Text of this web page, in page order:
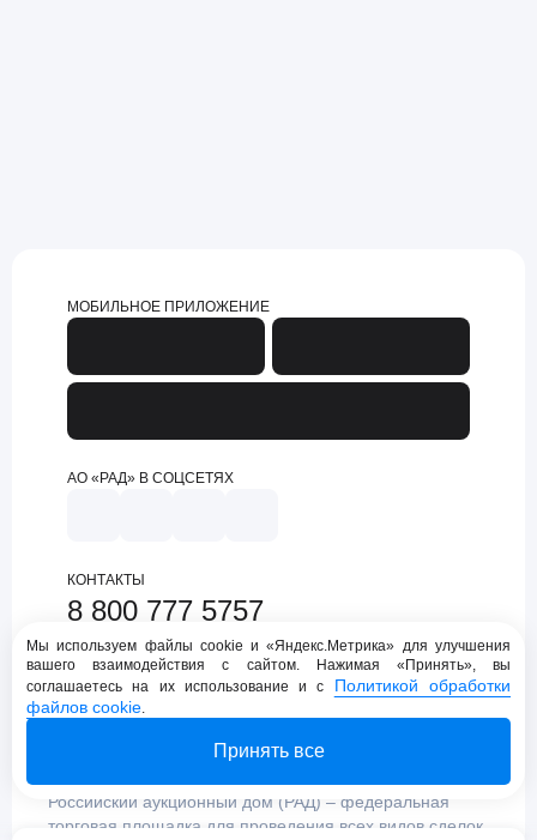
МОБИЛЬНОЕ ПРИЛОЖЕНИЕ
АО «РАД» В СОЦСЕТЯХ
КОНТАКТЫ
8 800 777 5757
support@lot-online.ru
Техническая поддержка
Российский аукционный дом (РАД) – федеральная
торговая площадка для проведения всех видов сделок
Мы используем файлы cookie и «Яндекс.Метрика» для улучшения
вашего взаимодействия с сайтом. Нажимая «Принять», вы
соглашаетесь на их использование и с Политикой обработки
файлов cookie.
Принять все